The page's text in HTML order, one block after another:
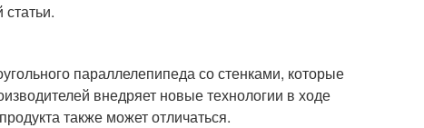
параллелепипеда со стенками, которые
внедряет новые технологии в ходе
также может отличаться.